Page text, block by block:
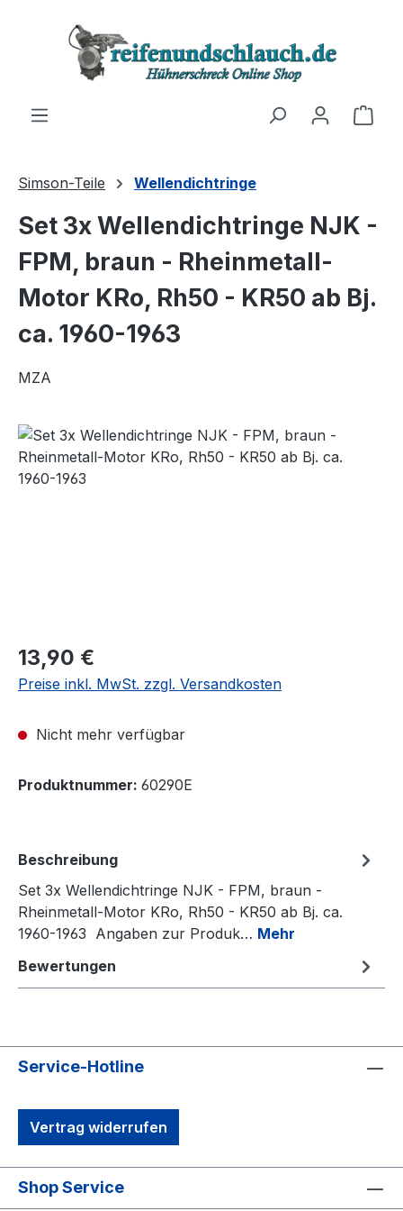
Zum Hauptinhalt springen
Simson-Teile Wellendichtringe
Set 3x Wellendichtringe NJK -
FPM, braun - Rheinmetall-
Motor KRo, Rh50 - KR50 ab Bj.
ca. 1960-1963
MZA
Bildergalerie überspringen
Regulärer Preis:
13,90 €
Preise inkl. MwSt. zzgl. Versandkosten
Nicht mehr verfügbar
Produktnummer: 60290E
Beschreibung
Set 3x Wellendichtringe NJK - FPM, braun -
Rheinmetall-Motor KRo, Rh50 - KR50 ab Bj. ca.
1960-1963 Angaben zur Produk… Mehr
Bewertungen
Service-Hotline
Vertrag widerrufen
Shop Service